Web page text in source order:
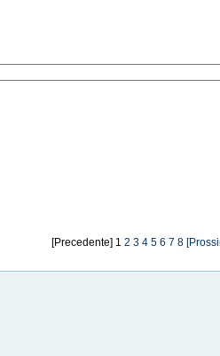
[Precedente] 1 2 3 4 5 6 7 8